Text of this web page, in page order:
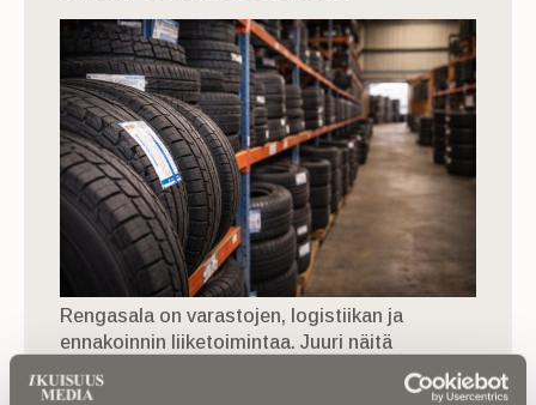
Rengasala on varastojen, logistiikan ja
ennakoinnin liiketoimintaa. Juuri näitä
asioita edemennyt Robert H. Dunlap kehitti
uransa aikana. Kuvituskuva